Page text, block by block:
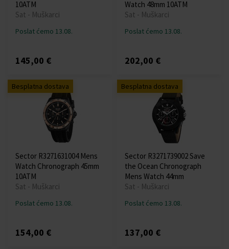
10ATM
Sat - Muškarci
Poslat ćemo 13.08.
145,00 €
Watch 48mm 10ATM
Sat - Muškarci
Poslat ćemo 13.08.
202,00 €
Besplatna dostava
Sector R3271631004 Mens
Watch Chronograph 45mm
10ATM
Sat - Muškarci
Poslat ćemo 13.08.
154,00 €
Besplatna dostava
Sector R3271739002 Save
the Ocean Chronograph
Mens Watch 44mm
Sat - Muškarci
Poslat ćemo 13.08.
137,00 €